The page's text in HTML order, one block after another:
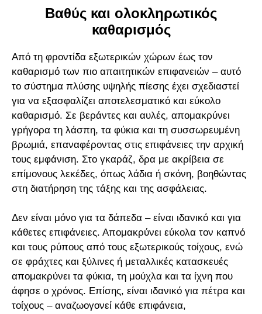
Βαθύς και ολοκληρωτικός
καθαρισμός
Από τη φροντίδα εξωτερικών χώρων έως τον
καθαρισμό των πιο απαιτητικών επιφανειών – αυτό
το σύστημα πλύσης υψηλής πίεσης έχει σχεδιαστεί
για να εξασφαλίζει αποτελεσματικό και εύκολο
καθαρισμό. Σε βεράντες και αυλές, απομακρύνει
γρήγορα τη λάσπη, τα φύκια και τη συσσωρευμένη
βρωμιά, επαναφέροντας στις επιφάνειες την αρχική
τους εμφάνιση. Στο γκαράζ, δρα με ακρίβεια σε
επίμονους λεκέδες, όπως λάδια ή σκόνη, βοηθώντας
στη διατήρηση της τάξης και της ασφάλειας.
Δεν είναι μόνο για τα δάπεδα – είναι ιδανικό και για
κάθετες επιφάνειες. Απομακρύνει εύκολα τον καπνό
και τους ρύπους από τους εξωτερικούς τοίχους, ενώ
σε φράχτες και ξύλινες ή μεταλλικές κατασκευές
απομακρύνει τα φύκια, τη μούχλα και τα ίχνη που
άφησε ο χρόνος. Επίσης, είναι ιδανικό για πέτρα και
τοίχους – αναζωογονεί κάθε επιφάνεια,